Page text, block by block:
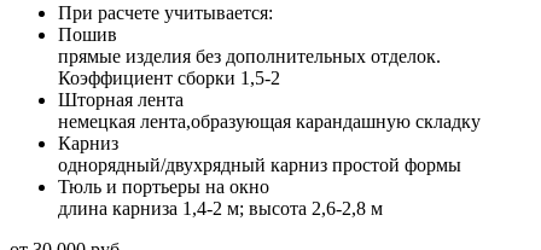
При расчете учитывается:
Пошив
прямые изделия без дополнительных отделок.
Коэффициент сборки 1,5-2
Шторная лента
немецкая лента,образующая карандашную складку
Карниз
однорядный/двухрядный карниз простой формы
Тюль и портьеры на окно
длина карниза 1,4-2 м; высота 2,6-2,8 м